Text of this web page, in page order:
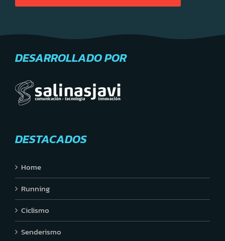
DESARROLLADO POR
DESTACADOS
Home
Running
Ciclismo
Senderismo